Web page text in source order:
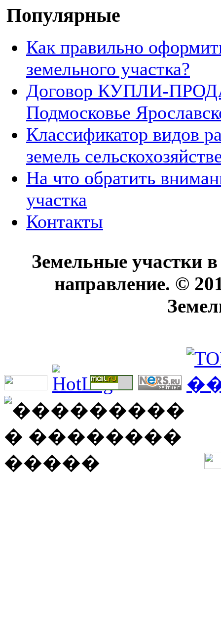
Популярные
Как правильно
земельного участка?
Договор КУПЛИ-
Подмосковье
Классификатор видов
земель
На что обратить
участка
Контакты
Земельные участки
направление. ©